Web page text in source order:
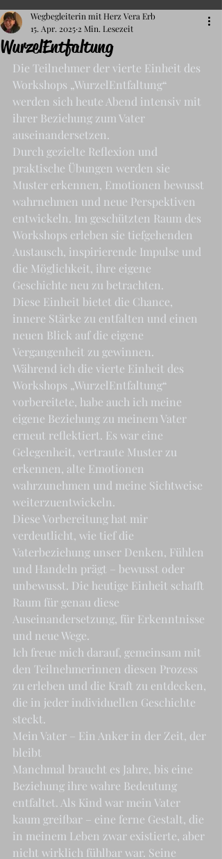
WurzelEntfaltung
Wegbegleiterin mit Herz Vera Erb
15. Apr. 2025 2 Min. Lesezeit
Die Teilnehmer der vierte Einheit des
Workshops „WurzelEntfaltung“
werden sich heute Abend intensiv mit
ihrer Beziehung zum Vater
auseinandersetzen.
Durch gezielte Reflexion und
praktische Übungen werden sie
Muster erkennen, Emotionen bewusst
wahrnehmen und neue Perspektiven
entwickeln. Im geschützten Raum des
Workshops erleben sie tiefgehenden
Austausch, inspirierende Impulse und
die Möglichkeit, ihre eigene
Geschichte neu zu betrachten.
Diese Einheit bietet die Chance,
innere Stärke zu entfalten und einen
neuen Blick auf die eigene
Vergangenheit zu gewinnen.
Während ich die vierte Einheit des
Workshops „WurzelEntfaltung“
vorbereitete, habe auch ich meine
eigene Beziehung zu meinem Vater
erneut reflektiert. Es war eine
Gelegenheit, vertraute Muster zu
erkennen, alte Emotionen
wahrzunehmen und meine Sichtweise
weiterzuentwickeln.
Diese Vorbereitung hat mir
verdeutlicht, wie tief die
Vaterbeziehung unser Denken, Fühlen
und Handeln prägt – bewusst oder
unbewusst. Die heutige Einheit schafft
Raum für genau diese
Auseinandersetzung, für Erkenntnisse
und neue Wege.
Ich freue mich darauf, gemeinsam mit
den Teilnehmerinnen diesen Prozess
zu erleben und die Kraft zu entdecken,
die in jeder individuellen Geschichte
steckt.
Mein Vater – Ein Anker in der Zeit, der
bleibt
Manchmal braucht es Jahre, bis eine
Beziehung ihre wahre Bedeutung
entfaltet. Als Kind war mein Vater
kaum greifbar – eine ferne Gestalt, die
in meinem Leben zwar existierte, aber
nicht wirklich fühlbar war. Seine